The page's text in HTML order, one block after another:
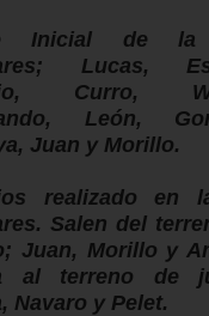
Inicial de la
Lucas,
Curro,
León,
Juan y Morillo.
realizado en
Salen del
Juan, Morillo y
al terreno de
Navaro y Pelet.